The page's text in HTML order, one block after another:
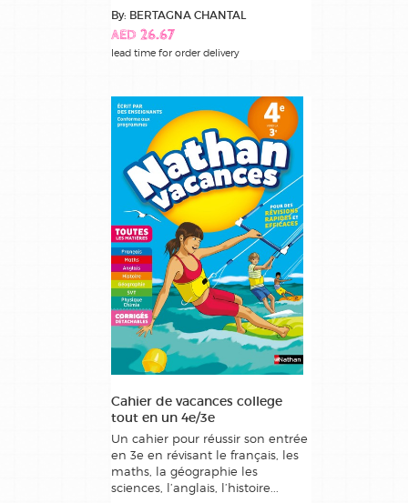
By: BERTAGNA CHANTAL
AED 26.67
lead time for order delivery
Cahier de vacances college
tout en un 4e/3e
Un cahier pour réussir son entrée
en 3e en révisant le français, les
maths, la géographie les
sciences, l’anglais, l’histoire...